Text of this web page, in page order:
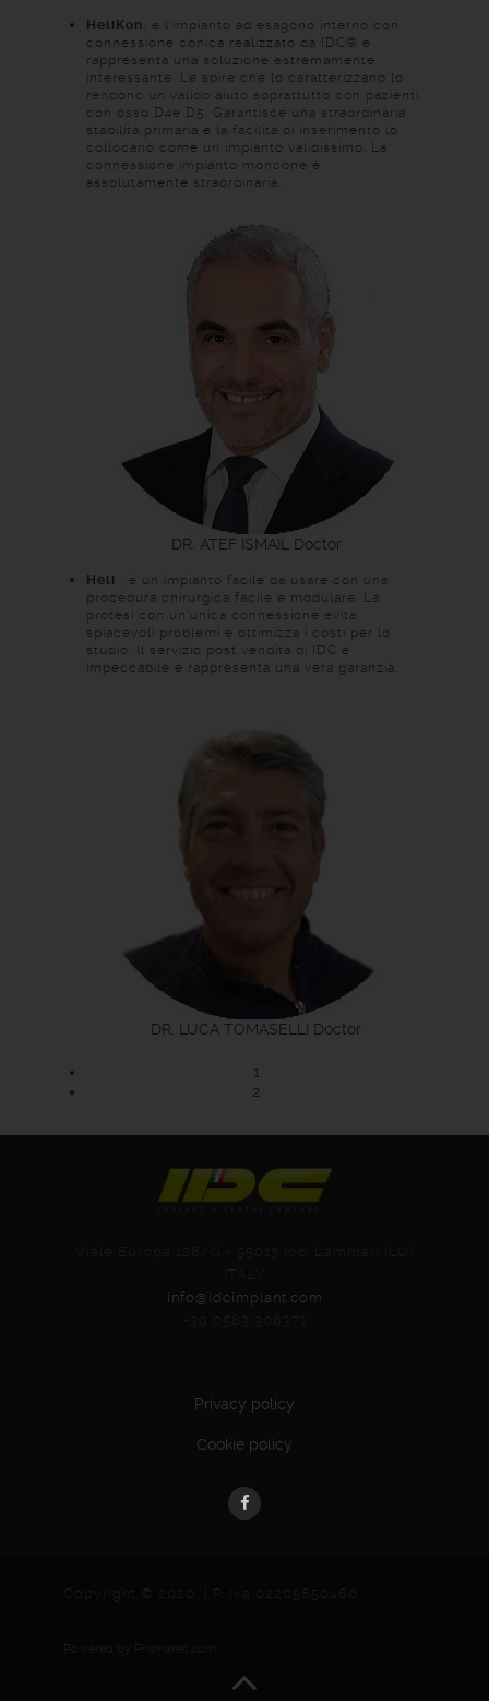
HeliKon
, è l’impianto ad esagono interno con
connessione conica realizzato da IDC® e
rappresenta una soluzione estremamente
interessante. Le spire che lo caratterizzano lo
rendono un valido aiuto soprattutto con pazienti
con osso D4e D5. Garantisce una straordinaria
stabilità primaria e la facilità di inserimento lo
collocano come un impianto validissimo. La
connessione impianto moncone è
assolutamente straordinaria.
DR. ATEF ISMAIL Doctor
Heli
, è un impianto facile da usare con una
procedura chirurgica facile e modulare. La
protesi con un'unica connessione evita
spiacevoli problemi e ottimizza i costi per lo
studio. Il servizio post vendita di IDC è
impeccabile e rappresenta una vera garanzia.
DR. LUCA TOMASELLI Doctor
1
2
info@idcimplant.com
Privacy policy
Cookie policy